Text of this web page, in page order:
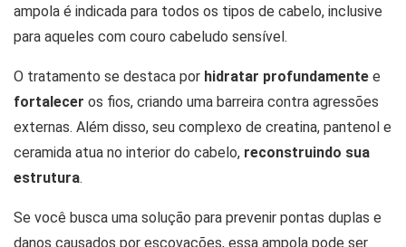
ampola é indicada para todos os tipos de cabelo, inclusive
para aqueles com couro cabeludo sensível.
O tratamento se destaca por hidratar profundamente e
fortalecer os fios, criando uma barreira contra agressões
externas. Além disso, seu complexo de creatina, pantenol e
ceramida atua no interior do cabelo, reconstruindo sua
estrutura.
Se você busca uma solução para prevenir pontas duplas e
danos causados por escovações, essa ampola pode ser